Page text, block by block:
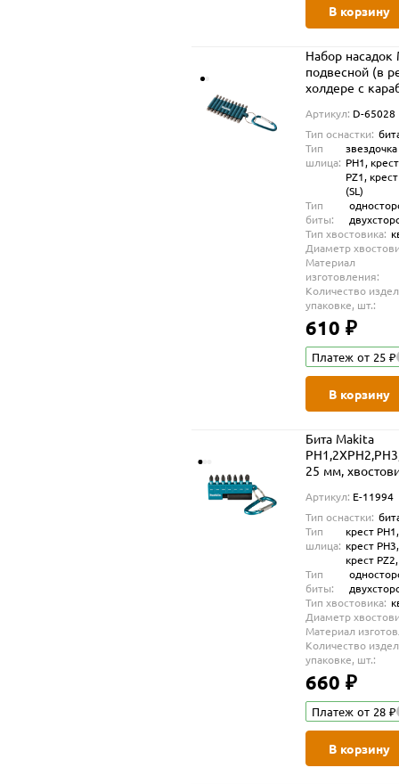
В корзину
Набор насадок
подвесной (в
холдере с
Артикул: D-65028
Тип оснастки:
Тип
шлица: PH1,
PZ1,
(SL)
Тип
биты:
Тип хвостовика:
Диаметр
Материал
изготовления:
Количество
упаковке, шт.:
610 ₽
Платеж от 25 ₽
В корзину
Бита Makita
25 мм,
Артикул: E-11994
Тип оснастки:
Тип
шлица:
крест
крест
крест
Тип
биты:
Тип хвостовика:
Диаметр
Материал
Количество
упаковке, шт.:
660 ₽
Платеж от 28 ₽
В корзину